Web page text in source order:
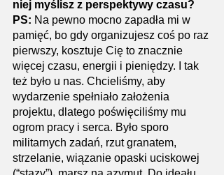
niej myślisz z perspektywy czasu?
PS: Na pewno mocno zapadła mi w
pamięć, bo gdy organizujesz coś po raz
pierwszy, kosztuje Cię to znacznie
więcej czasu, energii i pieniędzy. I tak
też było u nas. Chcieliśmy, aby
wydarzenie spełniało założenia
projektu, dlatego poświęciliśmy mu
ogrom pracy i serca. Było sporo
militarnych zadań, rzut granatem,
strzelanie, wiązanie opaski uciskowej